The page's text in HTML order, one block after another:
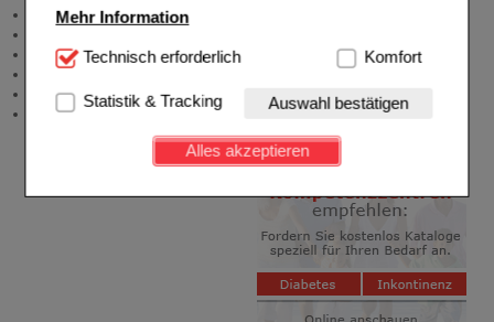
Mehr Information
Technisch Notwendig:Hierbei handelt es sich um
Website notwendig sind (z.B. Navigation, Warenkorb,
Kundenkonto), weshalb auf diese nicht verzichtet
werden kann.
Einkaufserlebnis noch ansprechender zu gestalten,
beispielsweise für die Wiedererkennung des
Besuchers oder unsere Seite an bevorzugte
Verhaltensweisen (z.B. Spracheinstellung)
anzupassen. Komfort-Cookies ermöglichen es uns
auch auf Ihre Bedürfnisse zugeschrittene Inhalte
anzuzeigen und unser Partnerprogramm zu
Technisch erforderlich Komfort
Statistik & Tracking Auswahl bestätigen
Alles akzeptieren
Meldung Arzneimittelrisiken
Angebote & Downloads
Newsletter
Neukundenprämie
Stellenangebote